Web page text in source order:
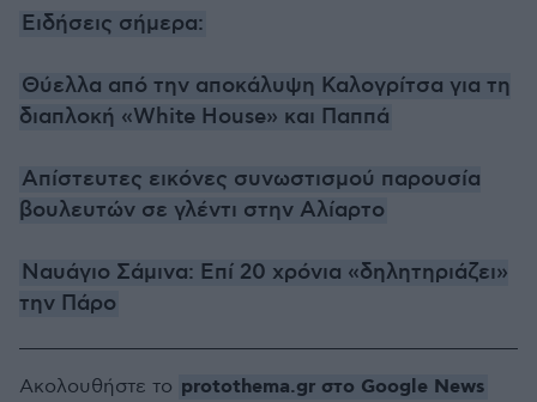
Ειδήσεις σήμερα:
Θύελλα από την αποκάλυψη Καλογρίτσα για τη
διαπλοκή «White House» και Παππά
Απίστευτες εικόνες συνωστισμού παρουσία
βουλευτών σε γλέντι στην Αλίαρτο
Ναυάγιο Σάμινα: Επί 20 χρόνια «δηλητηριάζει»
την Πάρο
Ακολουθήστε το protothema.gr στο Google News